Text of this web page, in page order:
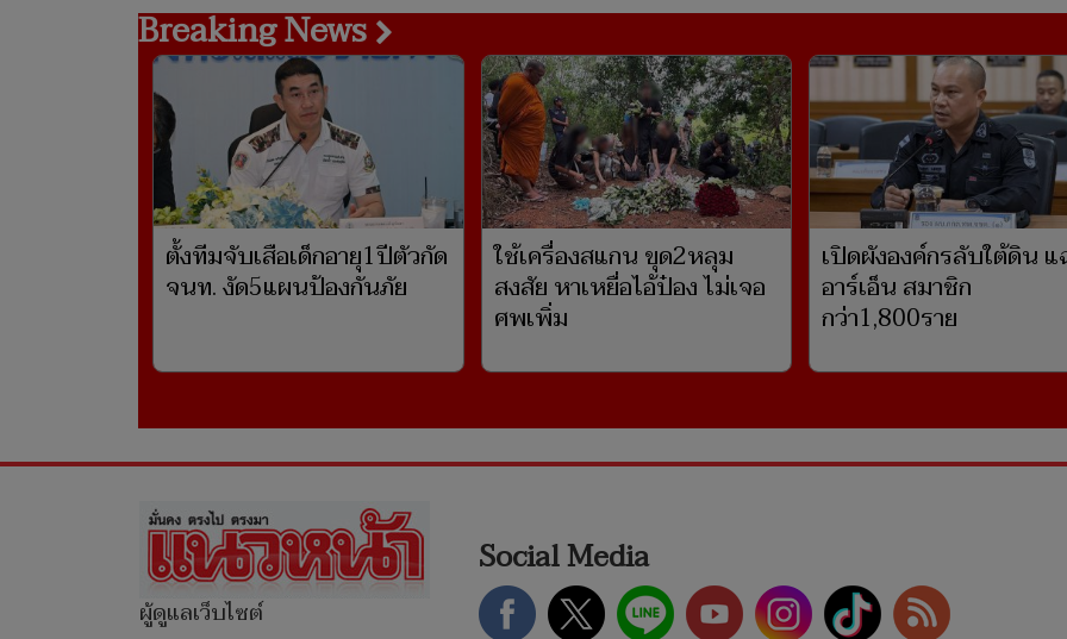
Breaking News
ตั้งทีมจับเสือเด็กอายุ1ปีตัวกัด
จนท. งัด5แผนป้องกันภัย
ใช้เครื่องสแกน ขุด2หลุม
สงสัย หาเหยื่อไอ้ป๋อง ไม่เจอ
ศพเพิ่ม
เปิดผังองค์กรลับใต้ดิน
อาร์เอ็น สมาชิก
กว่า1,800ราย
ผู้ดูแลเว็บไซต์
Social Media